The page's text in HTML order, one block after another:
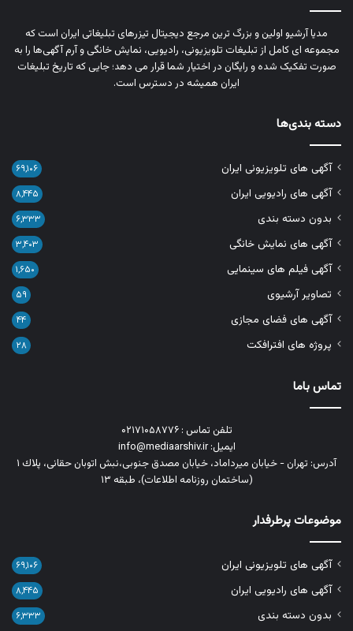
مدیا آرشیو اولین و بزرگ‌ ترین مرجع دیجیتال تیزرهای تبلیغاتی ایران است که
مجموعه‌ ای کامل از تبلیغات تلویزیونی، رادیویی، نمایش خانگی و آرم‌ آگهی‌ها را به‌
صورت تفکیک‌ شده و رایگان در اختیار شما قرار می‌ دهد؛ جایی که تاریخ تبلیغات
ایران همیشه در دسترس است.
دسته بندی‌ها
آگهی های تلویزیونی ایران ۶۹,۱۰۶
آگهی های رادیویی ایران ۸,۴۴۵
بدون دسته بندی ۶,۳۳۳
آگهی های نمایش خانگی ۳,۴۰۳
آگهی فیلم های سینمایی ۱,۶۵۰
تصاویر آرشیوی ۵۹
آگهی های فضای مجازی ۴۴
پروژه های افترافکت ۲۸
تماس باما
تلفن تماس : ۰۲۱۷۱۰۵۸۷۷۶
ایمیل: info@mediaarshiv.ir
آدرس: تهران - خیابان میرداماد، خیابان مصدق جنوبی،نبش اتوبان حقانی، پلاك ١
(ساختمان روزنامه اطلاعات)، طبقه ۱۳
موضوعات پرطرفدار
آگهی های تلویزیونی ایران ۶۹,۱۰۶
آگهی های رادیویی ایران ۸,۴۴۵
بدون دسته بندی ۶,۳۳۳